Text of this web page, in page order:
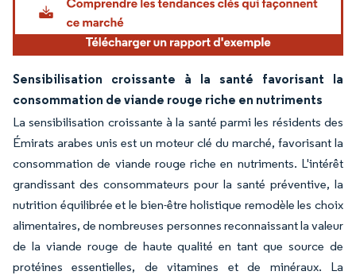
Sensibilisation croissante à la santé favorisant la
consommation de viande rouge riche en nutriments
La sensibilisation croissante à la santé parmi les résidents des
Émirats arabes unis est un moteur clé du marché, favorisant la
consommation de viande rouge riche en nutriments. L'intérêt
grandissant des consommateurs pour la santé préventive, la
nutrition équilibrée et le bien-être holistique remodèle les choix
alimentaires, de nombreuses personnes reconnaissant la valeur
de la viande rouge de haute qualité en tant que source de
protéines essentielles, de vitamines et de minéraux. La